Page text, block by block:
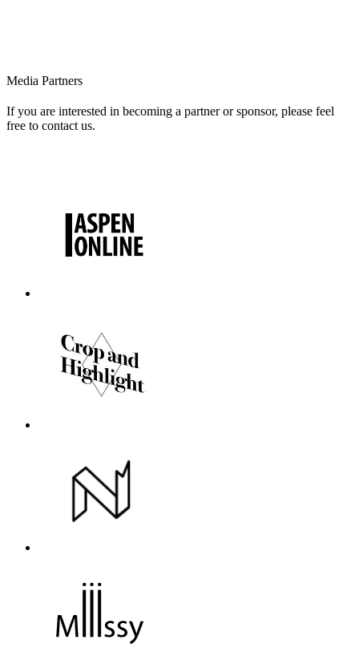
Media Partners
If you are interested in becoming a partner or sponsor, please feel
free to contact us.